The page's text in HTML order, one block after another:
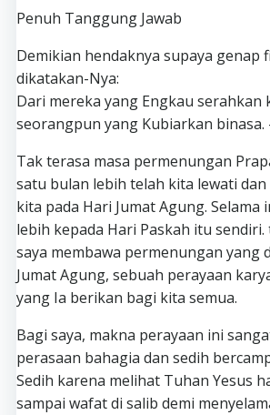
Penuh Tanggung Jawab
Demikian hendaknya supaya genap
dikatakan-Nya:
Dari mereka yang Engkau serahkan
seorangpun yang Kubiarkan binasa.
Tak terasa masa permenungan
satu bulan lebih telah kita lewati
kita pada Hari Jumat Agung. Selama
lebih kepada Hari Paskah itu
saya membawa permenungan yang
Jumat Agung, sebuah perayaan
yang Ia berikan bagi kita semua.
Bagi saya, makna perayaan ini
perasaan bahagia dan sedih
Sedih karena melihat Tuhan Yesus
sampai wafat di salib demi